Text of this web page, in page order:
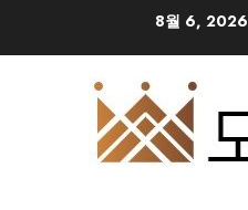
8월 6, 2026